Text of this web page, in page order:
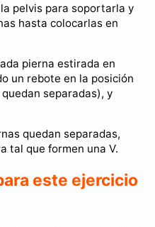
pelvis para soportarla y
hasta colocarlas en
pierna estirada en
un rebote en la posición
separadas), y
quedan separadas,
tal que formen una V.
este ejercicio